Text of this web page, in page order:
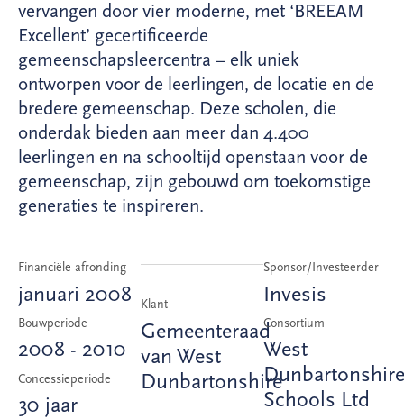
vervangen door vier moderne, met ‘BREEAM
Excellent’ gecertificeerde
gemeenschapsleercentra – elk uniek
ontworpen voor de leerlingen, de locatie en de
bredere gemeenschap. Deze scholen, die
onderdak bieden aan meer dan 4.400
leerlingen en na schooltijd openstaan voor de
gemeenschap, zijn gebouwd om toekomstige
generaties te inspireren.
Financiële afronding
januari 2008
Bouwperiode
2008 - 2010
Concessieperiode
30 jaar
Klant
Gemeenteraad
van West
Dunbartonshire
Sponsor/Investeerder
Invesis
Consortium
West
Dunbartonshire
Schools Ltd